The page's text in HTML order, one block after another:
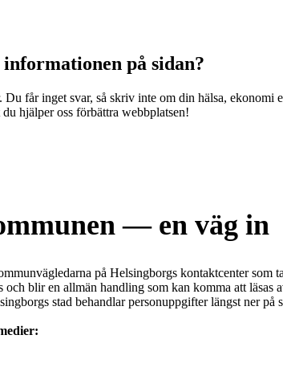
på sidan?
Du får inget svar, så skriv inte om din hälsa, ekonomi
hjälper oss förbättra webbplatsen!
— en väg in
på Helsingborgs kontaktcenter som
och blir en allmän handling som kan komma att läsas
stad behandlar personuppgifter längst ner på